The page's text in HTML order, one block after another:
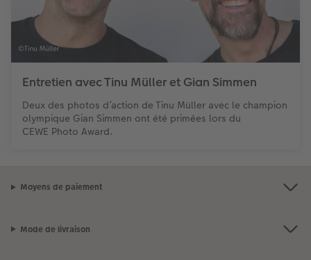
Entretien avec Tinu Müller et Gian Simmen
Deux des photos d’action de Tinu Müller avec le champion
olympique Gian Simmen ont été primées lors du
CEWE Photo Award.
Moyens de paiement
Mode de livraison